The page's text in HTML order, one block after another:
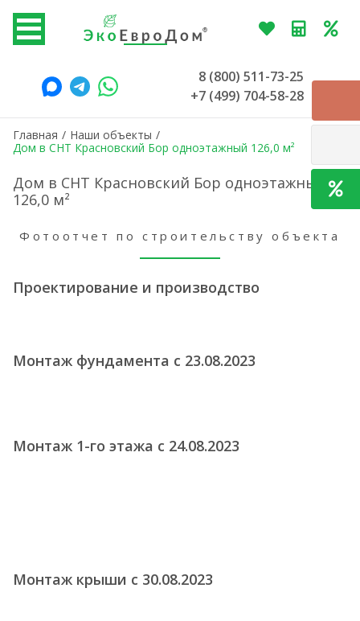
8 (800) 511-73-25
+7 (499) 704-58-28
Главная / Наши объекты /
Дом в СНТ Красновский Бор одноэтажный 126,0 м²
Дом в СНТ Красновский Бор одноэтажный
126,0 м²
Фотоотчет по строительству объекта
Проектирование и производство
Монтаж фундамента с 23.08.2023
Монтаж 1-го этажа с 24.08.2023
Монтаж крыши с 30.08.2023